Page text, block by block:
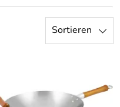
Sortieren